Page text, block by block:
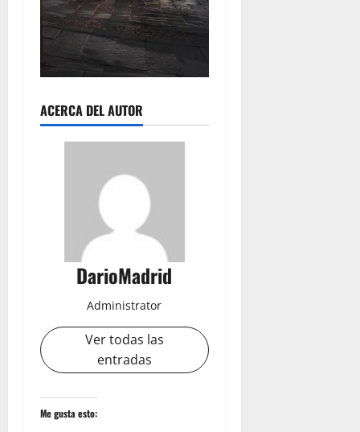
ACERCA DEL AUTOR
DarioMadrid
Administrator
Ver todas las
entradas
Me gusta esto: